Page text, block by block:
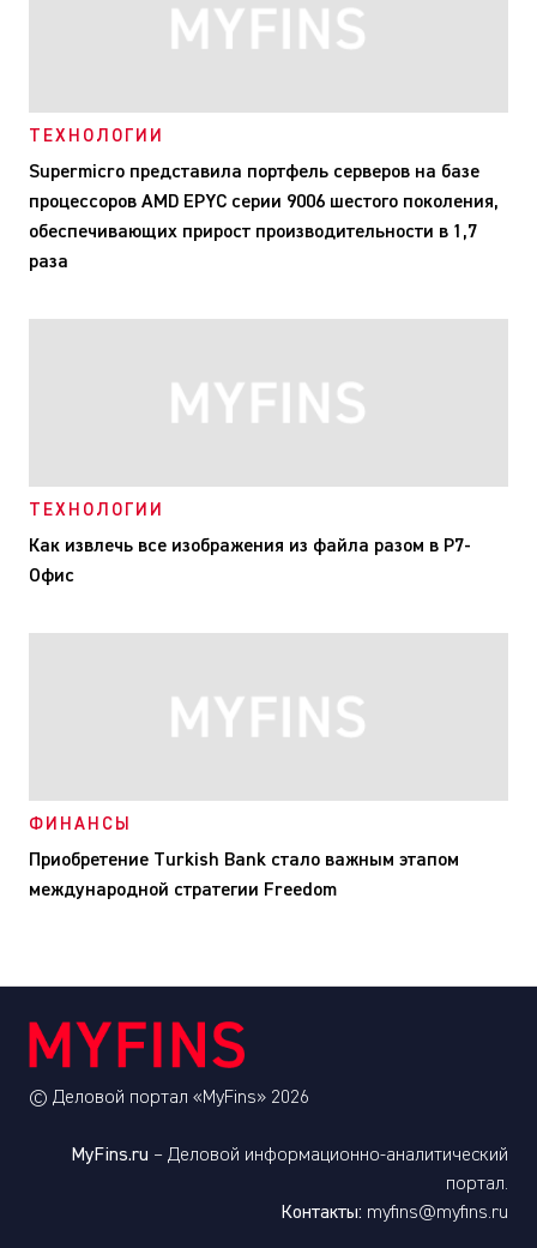
ТЕХНОЛОГИИ
Supermicro представила портфель серверов на базе
процессоров AMD EPYC серии 9006 шестого поколения,
обеспечивающих прирост производительности в 1,7
раза
ТЕХНОЛОГИИ
Как извлечь все изображения из файла разом в Р7-
Офис
ФИНАНСЫ
Приобретение Turkish Bank стало важным этапом
международной стратегии Freedom
© Деловой портал «MyFins» 2026
MyFins.ru – Деловой информационно-аналитический
портал.
Контакты: myfins@myfins.ru